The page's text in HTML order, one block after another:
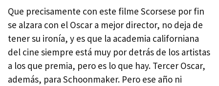
Que precisamente con este filme Scorsese por fin
se alzara con el Oscar a mejor director, no deja de
tener su ironía, y es que la academia californiana
del cine siempre está muy por detrás de los artistas
a los que premia, pero es lo que hay. Tercer Oscar,
además, para Schoonmaker. Pero ese año ni